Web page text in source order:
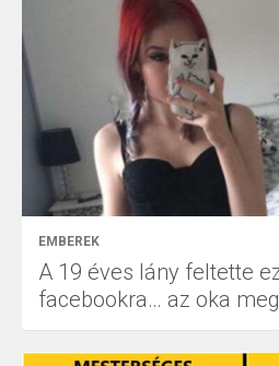
EMBEREK
A 19 éves lány feltette
facebookra… az oka